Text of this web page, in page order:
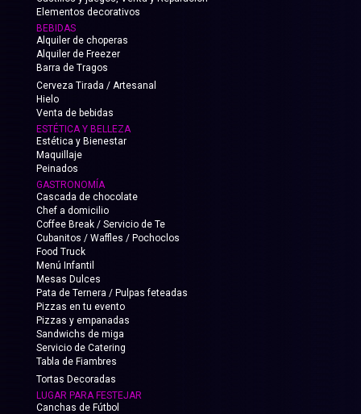
Elementos decorativos
BEBIDAS
Alquiler de choperas
Alquiler de Freezer
Barra de Tragos
Cerveza Tirada / Artesanal
Hielo
Venta de bebidas
ESTÉTICA Y BELLEZA
Estética y Bienestar
Maquillaje
Peinados
GASTRONOMÍA
Cascada de chocolate
Chef a domicilio
Coffee Break / Servicio de Te
Cubanitos / Waffles / Pochoclos
Food Truck
Menú Infantil
Mesas Dulces
Pata de Ternera / Pulpas feteadas
Pizzas en tu evento
Pizzas y empanadas
Sandwichs de miga
Servicio de Catering
Tabla de Fiambres
Tortas Decoradas
LUGAR PARA FESTEJAR
Canchas de Fútbol